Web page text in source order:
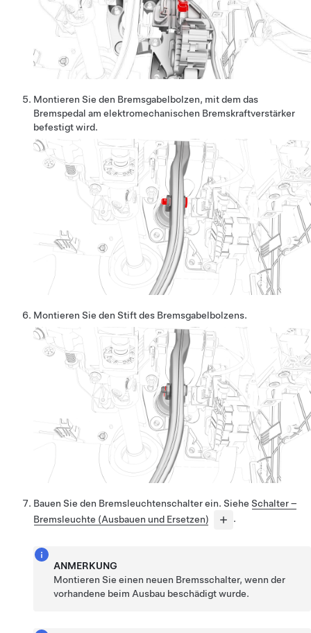
Montieren Sie den Bremsgabelbolzen, mit dem das
Bremspedal am elektromechanischen Bremskraftverstärker
befestigt wird.
Montieren Sie den Stift des Bremsgabelbolzens.
Bauen Sie den Bremsleuchtenschalter ein. Siehe Schalter –
Bremsleuchte (Ausbauen und Ersetzen)
.
ANMERKUNG
Montieren Sie einen neuen Bremsschalter, wenn der
vorhandene beim Ausbau beschädigt wurde.